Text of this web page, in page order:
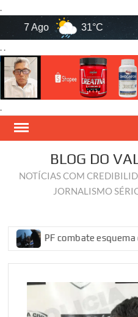
.
7 Ago 31°C
. .
.
Skip
BLOG DO
NOTÍCIAS COM
JORNALISMO
PF combate esquema de